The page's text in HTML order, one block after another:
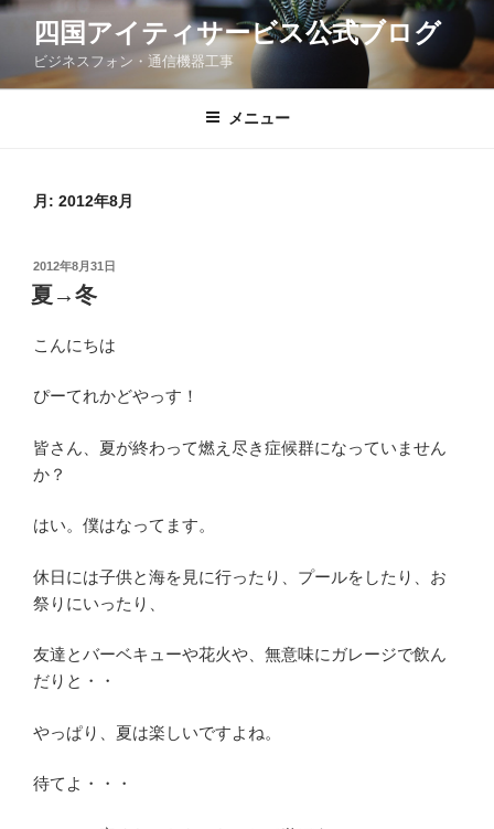
コ
ン
四国アイティサービス公式ブログ
ビジネスフォン・通信機器工事
メニュー
月: 2012年8月
投
稿
日:
2012年8月31日
夏→冬
こんにちは
ぴーてれかどやっす！
皆さん、夏が終わって燃え尽き症候群になっていません
か？
はい。僕はなってます。
休日には子供と海を見に行ったり、プールをしたり、お
祭りにいったり、
友達とバーベキューや花火や、無意味にガレージで飲ん
だりと・・
やっぱり、夏は楽しいですよね。
待てよ・・・